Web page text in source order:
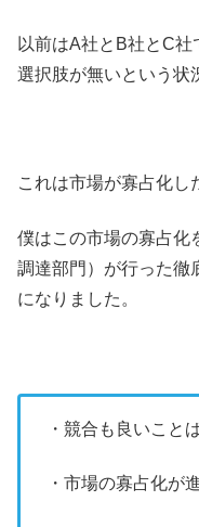
以前はA社とB社とC
選択肢が無いという状
これは市場が寡占化し
僕はこの市場の寡占化
調達部門）が行った徹
になりました。
・競合も良いこと
・市場の寡占化が